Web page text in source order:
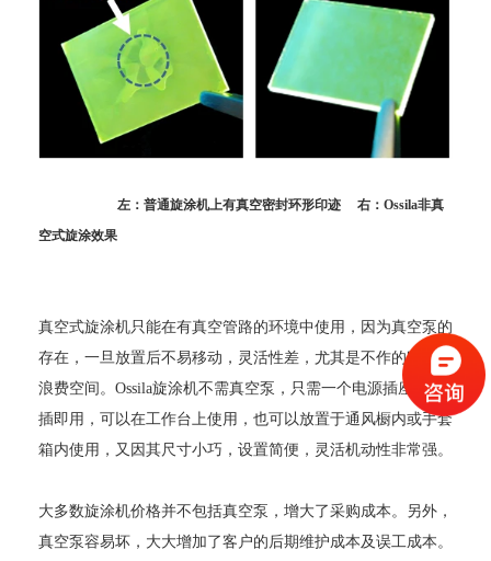
左：普通旋涂机上有真空密封环形印迹 右：Ossila非真
空式旋涂效果
真空式旋涂机只能在有真空管路的环境中使用，因为真空泵的
存在，一旦放置后不易移动，灵活性差，尤其是不作的时候也
浪费空间。 Ossila旋涂机不需真空泵，只需一个电源插座，即
插即用，可以在工作台上使用，也可以放置于通风橱内或手套
箱内使用，又因其尺寸小巧，设置简便，灵活机动性非常强。
大多数旋涂机价格并不包括真空泵，增大了采购成本。另外，
真空泵容易坏，大大增加了客户的后期维护成本及误工成本。